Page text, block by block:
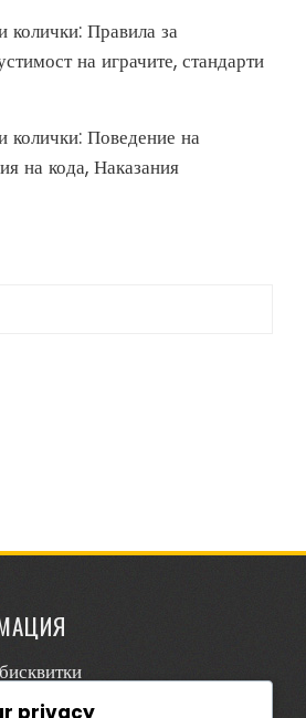
колички: Правила за
на играчите, стандарти
колички: Поведение на
на кода, Наказания
privacy